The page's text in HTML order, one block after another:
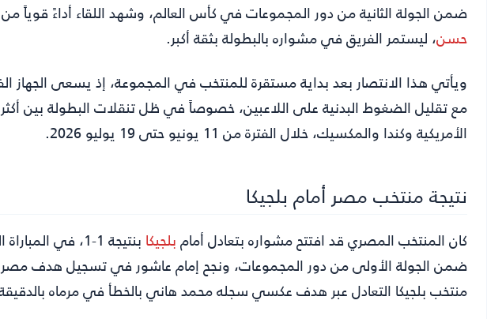
ضمن الجولة الثانية من دور المجموعات في كأس العالم، وشهد اللقاء أداءً قوياً من
حسن، ليستمر الفريق في مشواره بالبطولة بثقة أكبر.
ويأتي هذا الانتصار بعد بداية مستقرة للمنتخب في المجموعة، إذ يسعى
مع تقليل الضغوط البدنية على اللاعبين، خصوصاً في ظل تنقلات البطولة بين
الأمريكية وكندا والمكسيك، خلال الفترة من 11 يونيو حتى 19 يوليو 2026.
نتيجة منتخب مصر أمام بلجيكا
كان المنتخب المصري قد افتتح مشواره بتعادل أمامبلجيكا
بنتيجة 1-1، في
منتخب بلجيكا التعادل عبر هدف عكسي سجله محمد هاني بالخطأ في مرماه بالدقيقة